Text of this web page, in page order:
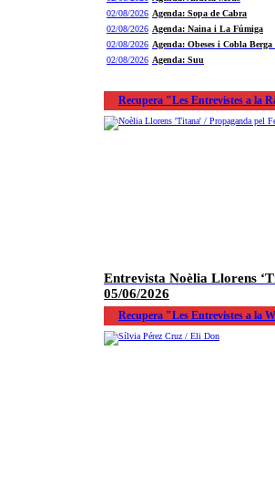
02/08/2026 Agenda: Sopa de Cabra
02/08/2026 Agenda: Naina i La Fúmiga
02/08/2026 Agenda: Obeses i Cobla Berga
02/08/2026 Agenda: Suu
Recupera "Les Entrevistes a la
Entrevista Noèlia Llorens
05/06/2026
Recupera "Les Entrevistes a la